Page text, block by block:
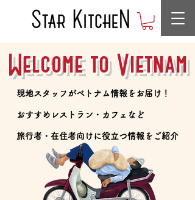
Welcome to Vietnam
​現地スタッフがベトナム情報をお届け！
​おすすめレストラン・カフェなど
​旅行者・在住者向けに役立つ情報をご紹介